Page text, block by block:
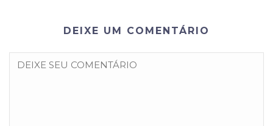
DEIXE UM COMENTÁRIO